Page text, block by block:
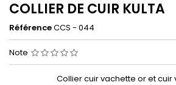
COLLIER DE CUIR KULTA
RéférenceCCS - 044
Note
Collier cuir vachette or et cuir